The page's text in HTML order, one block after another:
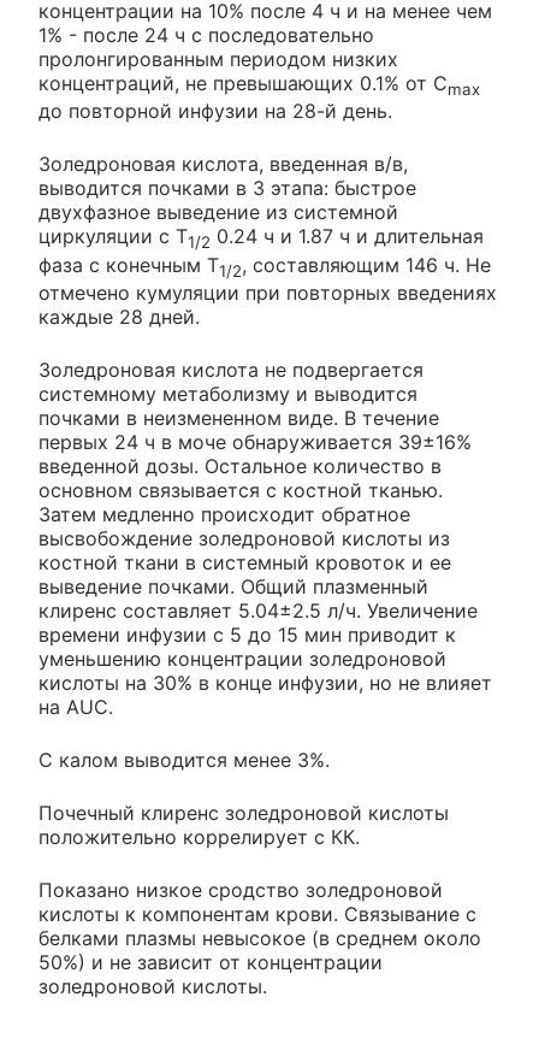
концентрации на 10% после 4 ч и на менее чем
1% - после 24 ч с последовательно
пролонгированным периодом низких
концентраций, не превышающих 0.1% от Cmax
до повторной инфузии на 28-й день.
Золедроновая кислота, введенная в/в,
выводится почками в 3 этапа: быстрое
двухфазное выведение из системной
циркуляции с T1/2 0.24 ч и 1.87 ч и длительная
фаза с конечным T1/2, составляющим 146 ч. Не
отмечено кумуляции при повторных введениях
каждые 28 дней.
Золедроновая кислота не подвергается
системному метаболизму и выводится
почками в неизмененном виде. В течение
первых 24 ч в моче обнаруживается 39±16%
введенной дозы. Остальное количество в
основном связывается с костной тканью.
Затем медленно происходит обратное
высвобождение золедроновой кислоты из
костной ткани в системный кровоток и ее
выведение почками. Общий плазменный
клиренс составляет 5.04±2.5 л/ч. Увеличение
времени инфузии с 5 до 15 мин приводит к
уменьшению концентрации золедроновой
кислоты на 30% в конце инфузии, но не влияет
на AUC.
С калом выводится менее 3%.
Почечный клиренс золедроновой кислоты
положительно коррелирует с КК.
Показано низкое сродство золедроновой
кислоты к компонентам крови. Связывание с
белками плазмы невысокое (в среднем около
50%) и не зависит от концентрации
золедроновой кислоты.